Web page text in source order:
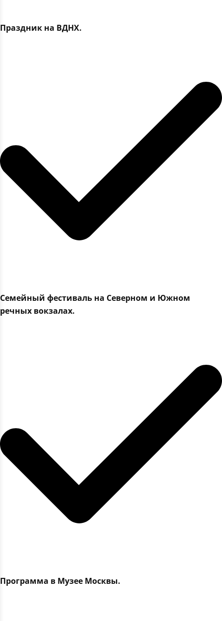
Праздник на ВДНХ.
Семейный фестиваль на Северном и Южном
речных вокзалах.
Программа в Музее Москвы.